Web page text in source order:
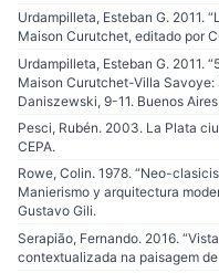
Urdampilleta, Esteban G. 2011.
Maison Curutchet, editado por
Urdampilleta, Esteban G. 2011.
Maison Curutchet-Villa Savoye:
Daniszewski, 9-11. Buenos
Pesci, Rubén. 2003. La Plata
CEPA.
Rowe, Colin. 1978. “Neo-
Manierismo y arquitectura
Gustavo Gili.
Serapião, Fernando. 2016.
contextualizada na paisagem de